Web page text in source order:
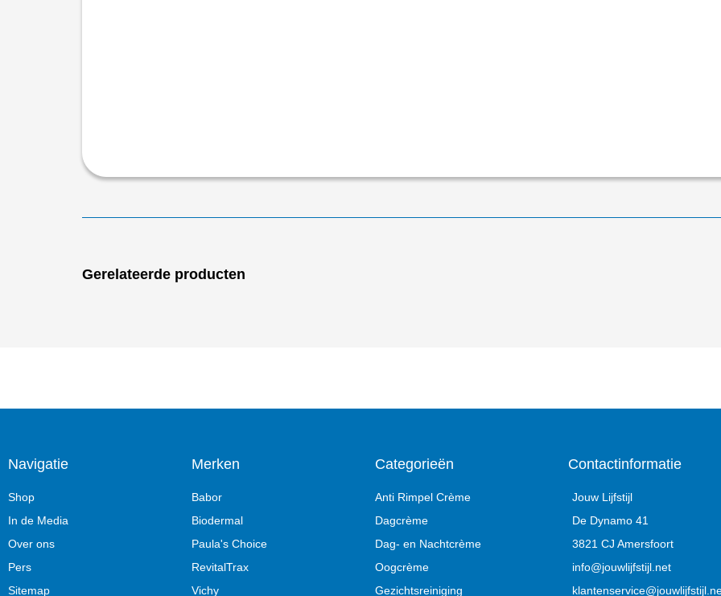
Gerelateerde producten
Navigatie
Shop
In de Media
Over ons
Pers
Sitemap
Merken
Babor
Biodermal
Paula's Choice
RevitalTrax
Vichy
Categorieën
Anti Rimpel Crème
Dagcrème
Dag- en Nachtcrème
Oogcrème
Gezichtsreiniging
Contactinformatie
Jouw Lijfstijl
De Dynamo 41
3821 CJ Amersfoort
info@jouwlijfstijl.net